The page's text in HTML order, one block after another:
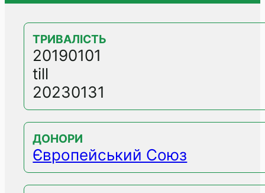
ТРИВАЛІСТЬ
20190101
till
20230131
ДОНОРИ
Європейський Союз